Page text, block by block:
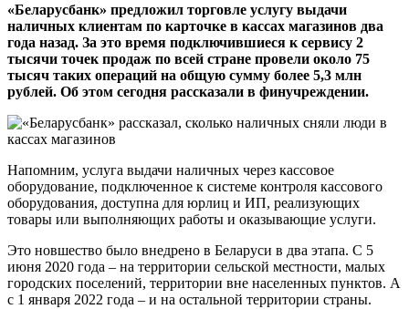
«Беларусбанк» предложил торговле услугу выдачи
наличных клиентам по карточке в кассах магазинов два
года назад. За это время подключившиеся к сервису 2
тысячи точек продаж по всей стране провели около 75
тысяч таких операций на общую сумму более 5,3 млн
рублей. Об этом сегодня рассказали в финучреждении.
Напомним, услуга выдачи наличных через кассовое
оборудование, подключенное к системе контроля кассового
оборудования, доступна для юрлиц и ИП, реализующих
товары или выполняющих работы и оказывающие услуги.
Это новшество было внедрено в Беларуси в два этапа. С 5
июня 2020 года – на территории сельской местности, малых
городских поселений, территории вне населенных пунктов. А
с 1 января 2022 года – и на остальной территории страны.